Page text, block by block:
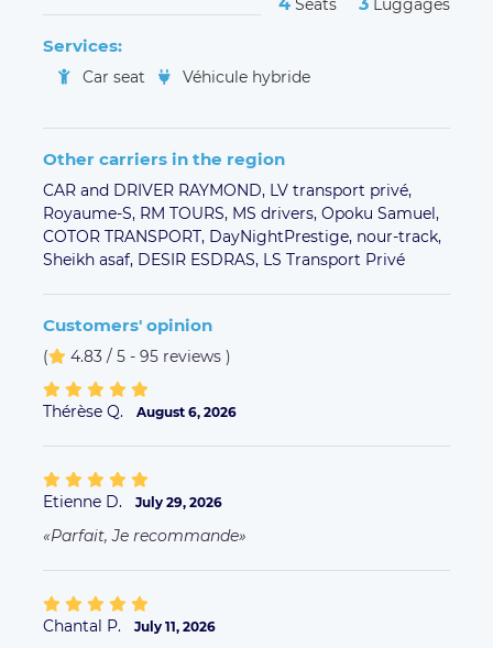
4 Seats 3 Luggages
Services:
Car seat Véhicule hybride
Other carriers in the region
CAR and DRIVER RAYMOND, LV transport privé,
Royaume-S, RM TOURS, MS drivers, Opoku Samuel,
COTOR TRANSPORT, DayNightPrestige, nour-track,
Sheikh asaf, DESIR ESDRAS, LS Transport Privé
Customers' opinion
( 4.83 / 5 - 95 reviews )
Thérèse Q. August 6, 2026
Etienne D. July 29, 2026
Parfait, Je recommande
Chantal P. July 11, 2026